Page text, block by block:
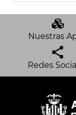
Nuestras
Redes